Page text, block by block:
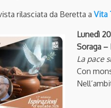
rilasciata da Beretta a Vita
Lunedì
Soraga –
La pace
Con